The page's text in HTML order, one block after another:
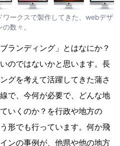
ークスで製作してきた、webデザ
の数々。
ランディング」とはなにか？
のではないかと思います。長
グを考えて活躍してきた蒲さ
で、今何が必要で、どんな地
いくのか？を行政や地方の
形でも行っています。何か飛
ンの事例が、他県や他の地方